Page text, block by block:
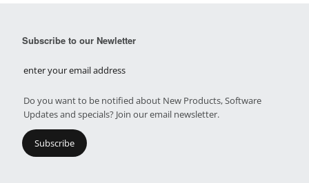
Subscribe to our Newletter
Do you want to be notified about New Products, Software
Updates and specials? Join our email newsletter.